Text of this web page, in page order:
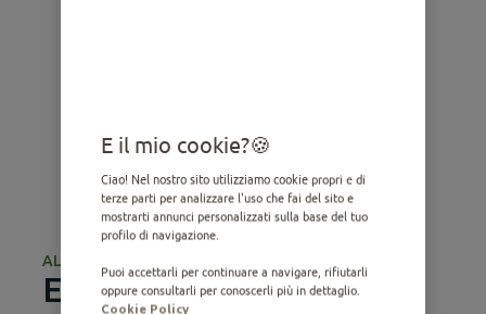
ALIMENTO UMIDO
Expert Nutrition
E il mio cookie?
Ciao! Nel nostro sito utilizziamo cookie propri e di
terze parti per analizzare l'uso che fai del sito e
mostrarti annunci personalizzati sulla base del tuo
profilo di navigazione.
Puoi accettarli per continuare a navigare, rifiutarli
oppure consultarli per conoscerli più in dettaglio.
Cookie Policy